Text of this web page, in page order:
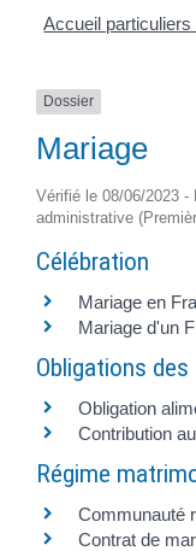
Accueil particuliers
Dossier
Mariage
Vérifié le 08/06/2023 -
administrative
Célébration
Mariage en
Mariage d'un
Obligations des
Obligation
Contribution
Régime
Communauté
Contrat de